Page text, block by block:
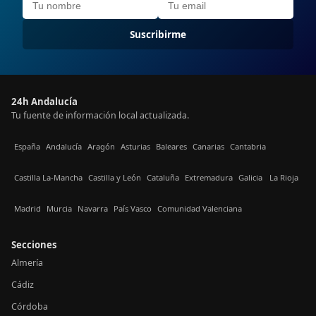
Suscribirme
24h Andalucía
Tu fuente de información local actualizada.
España Andalucía Aragón Asturias Baleares Canarias Cantabria
Castilla La-Mancha Castilla y León Cataluña Extremadura Galicia La Rioja
Madrid Murcia Navarra País Vasco Comunidad Valenciana
Secciones
Almería
Cádiz
Córdoba